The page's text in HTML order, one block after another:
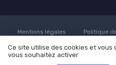
Mentions légales Politique
vente
Participer au média ?
Nenuphar Media
Ce site utilise des cookies et vous
vous souhaitez activer